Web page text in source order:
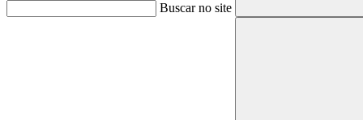
Buscar no site